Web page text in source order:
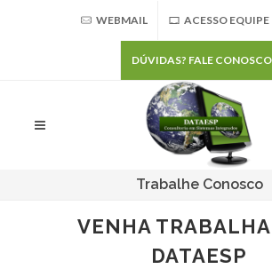
WEBMAIL ACESSO EQUIPE
DÚVIDAS? FALE CONOSCO
Trabalhe Conosco
VENHA
DATAESP